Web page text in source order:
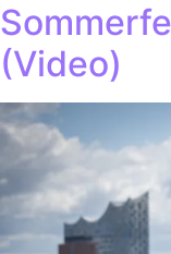
(Video)